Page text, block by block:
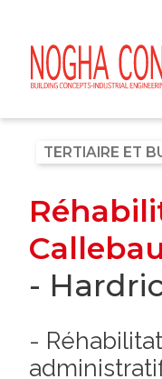
TERTIAIRE ET
-
-